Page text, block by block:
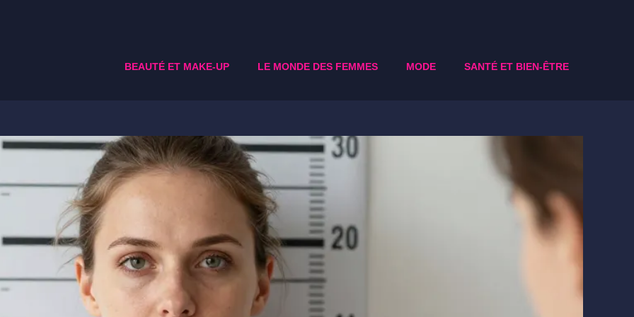
BEAUTÉ ET MAKE-UP LE MONDE DES FEMMES MODE SANTÉ ET BIEN-ÊTRE